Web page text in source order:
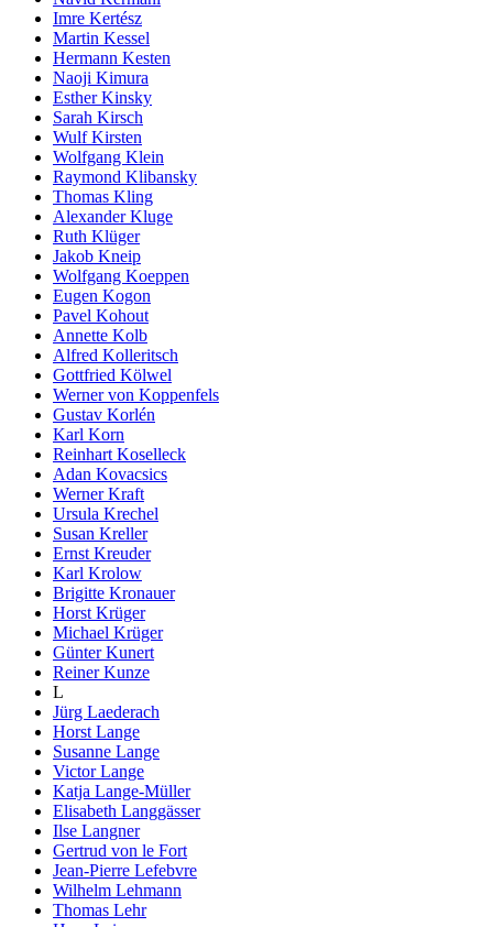
Imre Kertész
Martin Kessel
Hermann Kesten
Naoji Kimura
Esther Kinsky
Sarah Kirsch
Wulf Kirsten
Wolfgang Klein
Raymond Klibansky
Thomas Kling
Alexander Kluge
Ruth Klüger
Jakob Kneip
Wolfgang Koeppen
Eugen Kogon
Pavel Kohout
Annette Kolb
Alfred Kolleritsch
Gottfried Kölwel
Werner von Koppenfels
Gustav Korlén
Karl Korn
Reinhart Koselleck
Adan Kovacsics
Werner Kraft
Ursula Krechel
Susan Kreller
Ernst Kreuder
Karl Krolow
Brigitte Kronauer
Horst Krüger
Michael Krüger
Günter Kunert
Reiner Kunze
L
Jürg Laederach
Horst Lange
Susanne Lange
Victor Lange
Katja Lange-Müller
Elisabeth Langgässer
Ilse Langner
Gertrud von le Fort
Jean-Pierre Lefebvre
Wilhelm Lehmann
Thomas Lehr